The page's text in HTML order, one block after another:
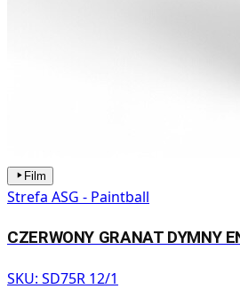
Film
Strefa ASG - Paintball
CZERWONY GRANAT DYMNY
SKU: SD75R 12/1